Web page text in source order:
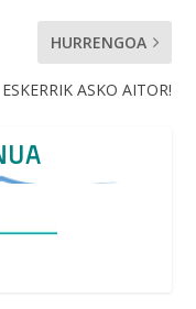
HURRENGOA
ESKERRIK ASKO AITOR!